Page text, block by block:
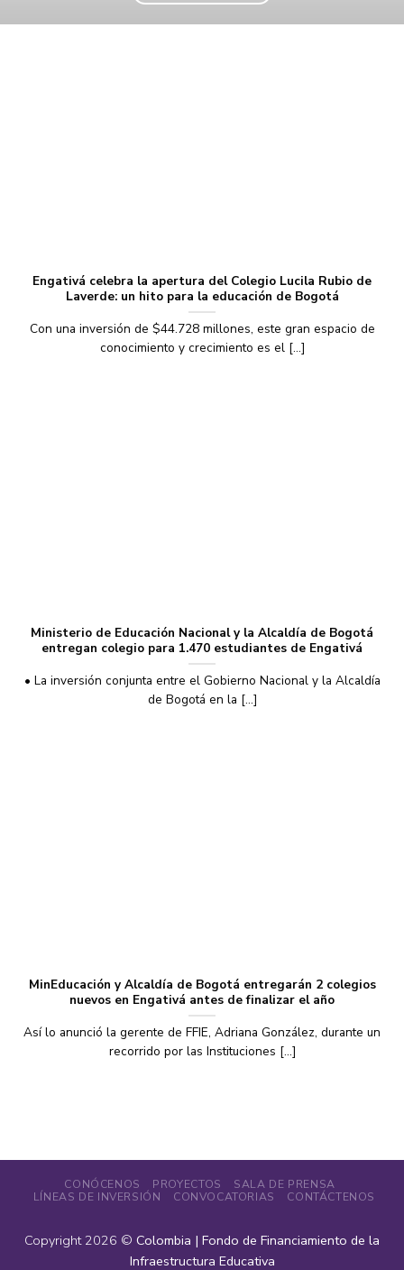
Engativá celebra la apertura del Colegio Lucila Rubio de
Laverde: un hito para la educación de Bogotá
Con una inversión de $44.728 millones, este gran espacio de
conocimiento y crecimiento es el [...]
Ministerio de Educación Nacional y la Alcaldía de Bogotá
entregan colegio para 1.470 estudiantes de Engativá
• La inversión conjunta entre el Gobierno Nacional y la Alcaldía
de Bogotá en la [...]
MinEducación y Alcaldía de Bogotá entregarán 2 colegios
nuevos en Engativá antes de finalizar el año
Así lo anunció la gerente de FFIE, Adriana González, durante un
recorrido por las Instituciones [...]
CONÓCENOS PROYECTOS
SALA DE PRENSA
LÍNEAS DE INVERSIÓN
CONVOCATORIAS CONTÁCTENOS
Copyright 2026 © Colombia | Fondo de Financiamiento de la
Infraestructura Educativa